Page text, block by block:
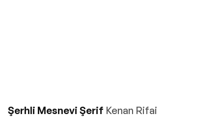
Şerhli Mesnevi Şerif Kenan Rifai